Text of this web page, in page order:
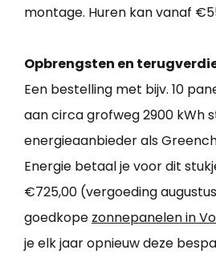
montage. Huren kan vanaf
Opbrengsten en
Een bestelling met bijv. 10
aan circa grofweg 2900 kWh
energieaanbieder als
Energie betaal je voor dit
€725,00 (vergoeding
goedkope zonnepanelen in
je elk jaar opnieuw deze